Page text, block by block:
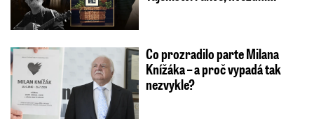
Co prozradilo parte Milana
Knížáka – a proč vypadá tak
nezvykle?